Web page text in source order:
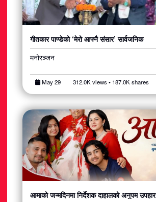
गीतकार पाण्डेको ‘मेरो आफ्नै संसार’ सार्वजनिक
मनोरञ्जन
May 29 312.0K views • 187.0K shares
आमाको जन्मदिनमा निर्देशक दाहालको अनुपम उपहार